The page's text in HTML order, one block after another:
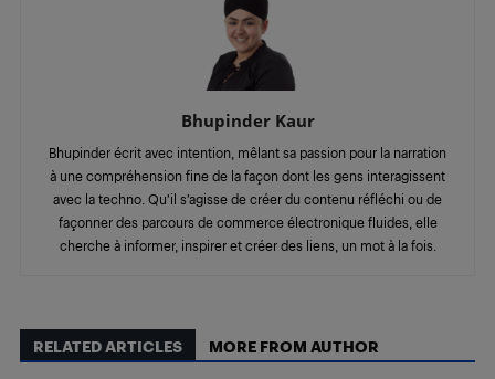
Bhupinder Kaur
Bhupinder écrit avec intention, mêlant sa passion pour la narration
à une compréhension fine de la façon dont les gens interagissent
avec la techno. Qu’il s’agisse de créer du contenu réfléchi ou de
façonner des parcours de commerce électronique fluides, elle
cherche à informer, inspirer et créer des liens, un mot à la fois.
RELATED ARTICLES MORE FROM AUTHOR